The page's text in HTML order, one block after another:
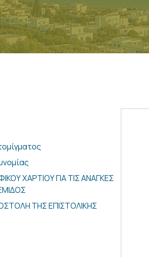
ΧΑΡΤΙΟΥ ΓΙΑ ΤΙΣ ΑΝΑΓΚΕΣ
ΤΗΣ ΕΠΙΣΤΟΛΙΚΗΣ